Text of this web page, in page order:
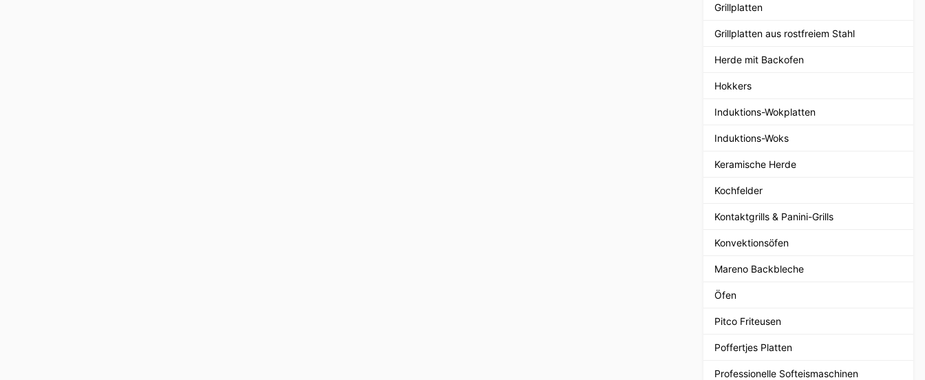
Grillplatten
Grillplatten aus rostfreiem Stahl
Herde mit Backofen
Hokkers
Induktions-Wokplatten
Induktions-Woks
Keramische Herde
Kochfelder
Kontaktgrills & Panini-Grills
Konvektionsöfen
Mareno Backbleche
Öfen
Pitco Friteusen
Poffertjes Platten
Professionelle Softeismaschinen